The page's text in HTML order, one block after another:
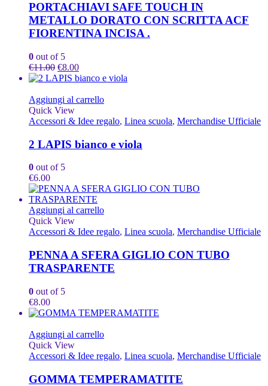
PORTACHIAVI SAFE TOUCH IN
METALLO DORATO CON SCRITTA ACF
FIORENTINA INCISA .
0 out of 5
€11.00 Il
prezzo
era:
€11.00.
€8.00Il
prezzo
è:
Aggiungi al carrello
Quick View
Accessori & Idee regalo, Linea scuola, Merchandise Ufficiale
2 LAPIS bianco e viola
0 out of 5
€6.00
Aggiungi al carrello
Quick View
Accessori & Idee regalo, Linea scuola, Merchandise Ufficiale
PENNA A SFERA GIGLIO CON TUBO
TRASPARENTE
0 out of 5
€8.00
Aggiungi al carrello
Quick View
Accessori & Idee regalo, Linea scuola, Merchandise Ufficiale
GOMMA TEMPERAMATITE